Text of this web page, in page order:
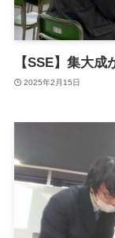
【SSE】集大
2025年2月15日